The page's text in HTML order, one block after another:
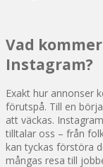
Vad
Instagram?
Exakt hur annonser
förutspå. Till en
att väckas.
tilltalar oss – från
kan tyckas förstöra
mångas resa till